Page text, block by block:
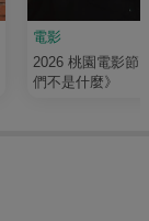
電影
2026 桃園電影節
們不是什麼》